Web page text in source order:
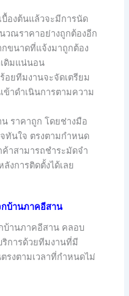
องต้นแล้วจะมีการนัด
วณราคาอย่างถูกต้องอีก
ขนาดที่แจ้งมาถูกต้อง
ดิมแน่นอน
อยทีมงานจะจัดเตรียม
าดำเนินการตามความ
ราคาถูก โดยช่างมือ
จทันใจ ตรงตามกำหนด
ค้าสามารถชำระมัดจำ
งการติดตั้งได้เลย
บ้านภาคอีสาน
บ้านภาคอีสาน คลอบ
ริการด้วยทีมงานที่มี
งตามเวลาที่กำหนดไม่